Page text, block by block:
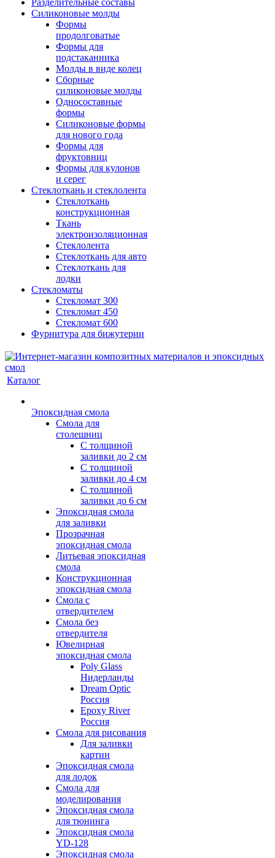
Разделительные составы
Силиконовые молды
Формы
продолговатые
Формы для
подстаканника
Молды в виде колец
Сборные
силиконовые молды
Односоставные
формы
Силиконовые формы
для нового года
Формы для
фруктовниц
Формы для кулонов
и серег
Стеклоткань и стеклолента
Стеклоткань
конструкционная
Ткань
электроизоляционная
Стеклолента
Стеклоткань для авто
Стеклоткань для
лодки
Стекломаты
Стекломат 300
Стекломат 450
Стекломат 600
Фурнитура для бижутерии
Каталог
Эпоксидная смола
Смола для
столешниц
С толщиной
заливки до 2 см
С толщиной
заливки до 4 см
С толщиной
заливки до 6 см
Эпоксидная смола
для заливки
Прозрачная
эпоксидная смола
Литьевая эпоксидная
смола
Конструкционная
эпоксидная смола
Смола с
отвердителем
Смола без
отвердителя
Ювелирная
эпоксидная смола
Poly Glass
Нидерланды
Dream Optic
Россия
Epoxy River
Россия
Смола для рисования
Для заливки
картин
Эпоксидная смола
для лодок
Смола для
моделирования
Эпоксидная смола
для тюнинга
Эпоксидная смола
YD-128
Эпоксидная смола